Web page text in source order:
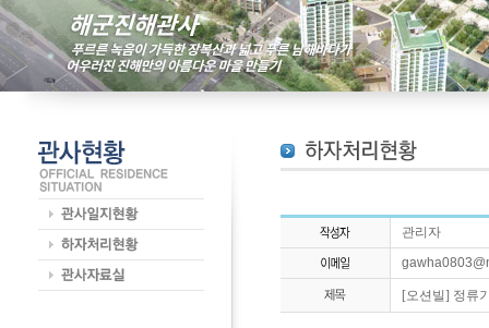
관리자
[오션빌] 정류